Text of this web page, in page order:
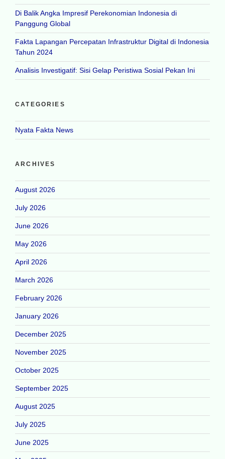
Di Balik Angka Impresif Perekonomian Indonesia di
Panggung Global
Fakta Lapangan Percepatan Infrastruktur Digital di Indonesia
Tahun 2024
Analisis Investigatif: Sisi Gelap Peristiwa Sosial Pekan Ini
CATEGORIES
Nyata Fakta News
ARCHIVES
August 2026
July 2026
June 2026
May 2026
April 2026
March 2026
February 2026
January 2026
December 2025
November 2025
October 2025
September 2025
August 2025
July 2025
June 2025